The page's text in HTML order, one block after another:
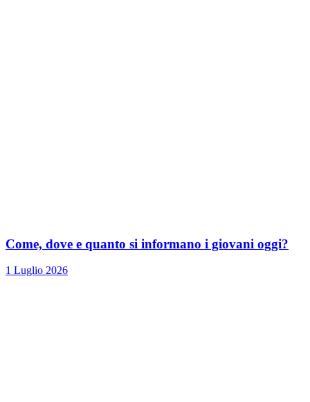
Come, dove e quanto si informano i giovani oggi?
1 Luglio 2026